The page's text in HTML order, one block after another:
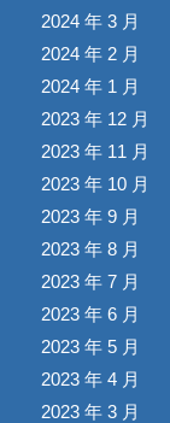
2024 年 3 月
2024 年 2 月
2024 年 1 月
2023 年 12 月
2023 年 11 月
2023 年 10 月
2023 年 9 月
2023 年 8 月
2023 年 7 月
2023 年 6 月
2023 年 5 月
2023 年 4 月
2023 年 3 月